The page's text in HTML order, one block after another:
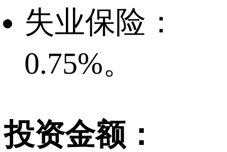
失业保险：
0.75%。
投资金额：